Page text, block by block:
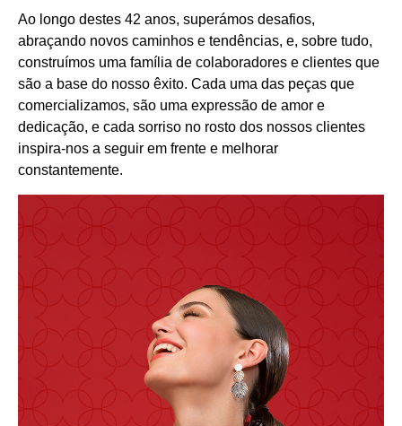
Ao longo destes 42 anos, superámos desafios,
abraçando novos caminhos e tendências, e, sobre tudo,
construímos uma família de colaboradores e clientes que
são a base do nosso êxito. Cada uma das peças que
comercializamos, são uma expressão de amor e
dedicação, e cada sorriso no rosto dos nossos clientes
inspira-nos a seguir em frente e melhorar
constantemente.